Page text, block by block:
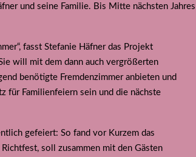
und seine Familie. Bis Mitte nächsten Jahres
fasst Stefanie Häfner das Projekt
will mit dem dann auch vergrößerten
benötigte Fremdenzimmer anbieten und
für Familienfeiern sein und die nächste
gefeiert: So fand vor Kurzem das
soll zusammen mit den Gästen